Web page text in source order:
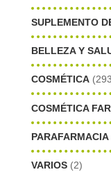
SUPLEMENTO
BELLEZA Y
COSMÉTICA
COSMÉTICA
PARAFARMACIA
VARIOS (2)